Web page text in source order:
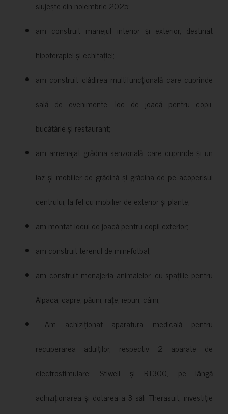
slujește din noiembrie 2025;
am construit manejul interior și exterior, destinat
hipoterapiei și echitației;
am construit clădirea multifuncțională care cuprinde
sală de evenimente, loc de joacă pentru copii,
bucătărie și restaurant;
am amenajat grădina senzorială, care cuprinde și un
iaz și mobilier de grădină și grădina de pe acoperisul
centrului, la fel cu mobilier de exterior și plante;
am montat locul de joacă pentru copii exterior;
am construit terenul de mini-fotbal;
am construit menajeria animalelor, cu spațiile pentru
Alpaca, capre, păuni, rațe, iepuri, câini;
Am achiziționat aparatura medicală pentru
recuperarea adulților, respectiv 2 aparate de
electrostimulare: Stiwell și RT300, pe lângă
achiziționarea și dotarea a 3 săli Therasuit, investiție